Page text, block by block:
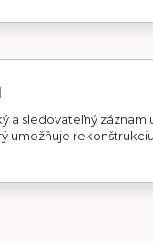
a sledovateľný záznam
umožňuje